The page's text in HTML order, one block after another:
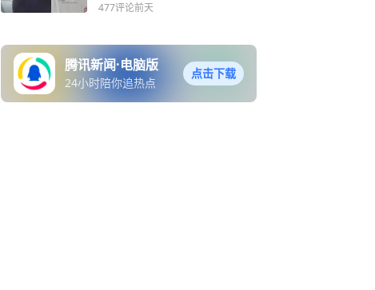
477评论前天
腾讯新闻·电脑版
24小时陪你追热点
点击下载